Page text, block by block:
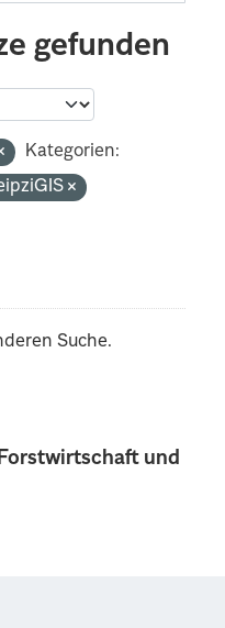
und
gefunden
Kategorien:
Suche.